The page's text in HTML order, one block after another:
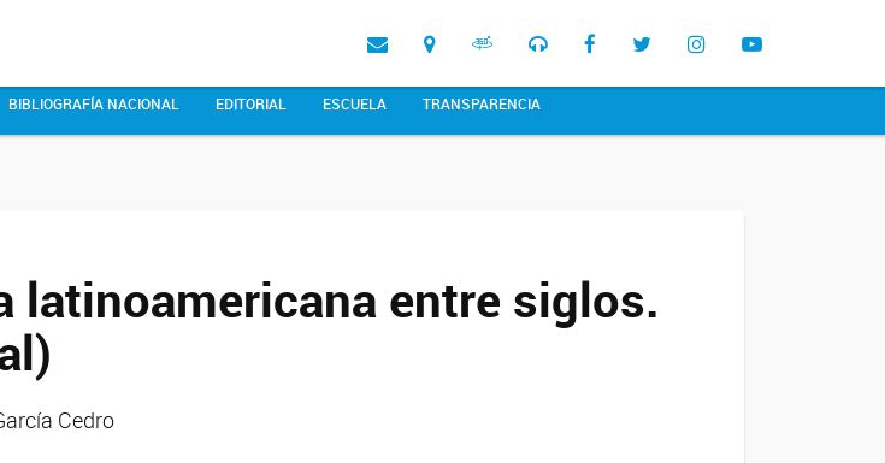
BIBLIOGRAFÍA NACIONAL EDITORIAL ESCUELA TRANSPARENCIA
latinoamericana entre siglos.
Cedro